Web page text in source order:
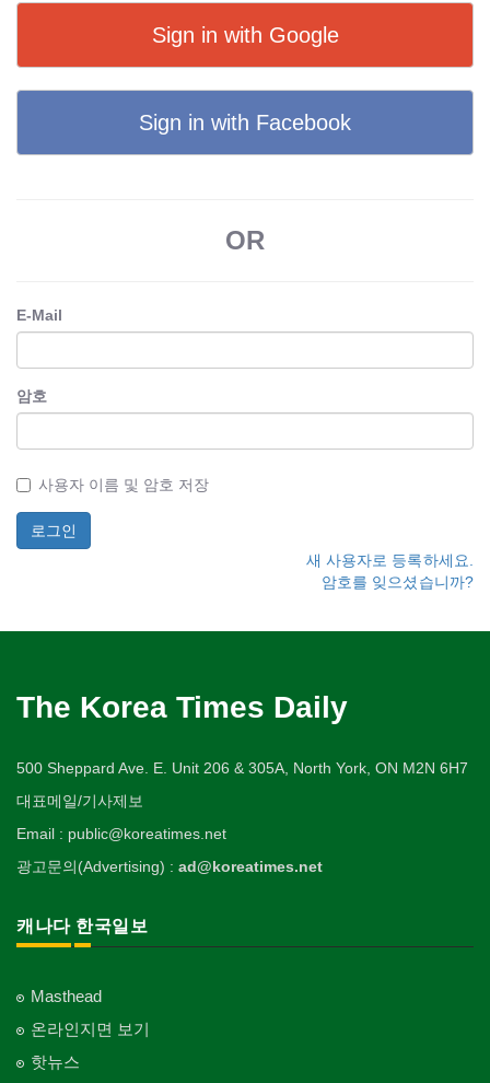
Sign in with Google
Sign in with Facebook
OR
E-Mail
암호
사용자 이름 및 암호 저장
새 사용자로 등록하세요.
암호를 잊으셨습니까?
The Korea Times Daily
500 Sheppard Ave. E. Unit 206 & 305A, North York, ON M2N 6H7
대표메일/기사제보
Email : public@koreatimes.net
광고문의(Advertising) : ad@koreatimes.net
캐나다 한국일보
Masthead
온라인지면 보기
핫뉴스